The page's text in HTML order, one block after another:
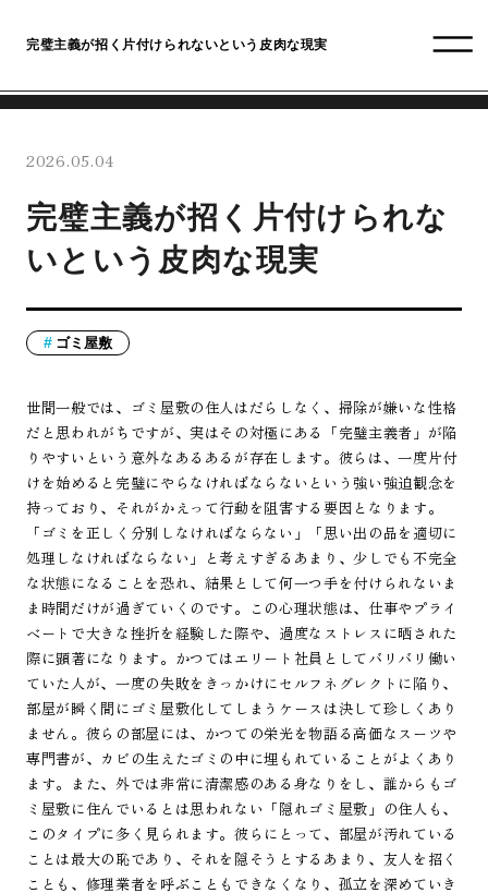
完璧主義が招く片付けられないという皮肉な現実
2026.05.04
完璧主義が招く片付けられな
いという皮肉な現実
ゴミ屋敷
世間一般では、ゴミ屋敷の住人はだらしなく、掃除が嫌いな性格
だと思われがちですが、実はその対極にある「完璧主義者」が陥
りやすいという意外なあるあるが存在します。彼らは、一度片付
けを始めると完璧にやらなければならないという強い強迫観念を
持っており、それがかえって行動を阻害する要因となります。
「ゴミを正しく分別しなければならない」「思い出の品を適切に
処理しなければならない」と考えすぎるあまり、少しでも不完全
な状態になることを恐れ、結果として何一つ手を付けられないま
ま時間だけが過ぎていくのです。この心理状態は、仕事やプライ
ベートで大きな挫折を経験した際や、過度なストレスに晒された
際に顕著になります。かつてはエリート社員としてバリバリ働い
ていた人が、一度の失敗をきっかけにセルフネグレクトに陥り、
部屋が瞬く間にゴミ屋敷化してしまうケースは決して珍しくあり
ません。彼らの部屋には、かつての栄光を物語る高価なスーツや
専門書が、カビの生えたゴミの中に埋もれていることがよくあり
ます。また、外では非常に清潔感のある身なりをし、誰からもゴ
ミ屋敷に住んでいるとは思われない「隠れゴミ屋敷」の住人も、
このタイプに多く見られます。彼らにとって、部屋が汚れている
ことは最大の恥であり、それを隠そうとするあまり、友人を招く
ことも、修理業者を呼ぶこともできなくなり、孤立を深めていき